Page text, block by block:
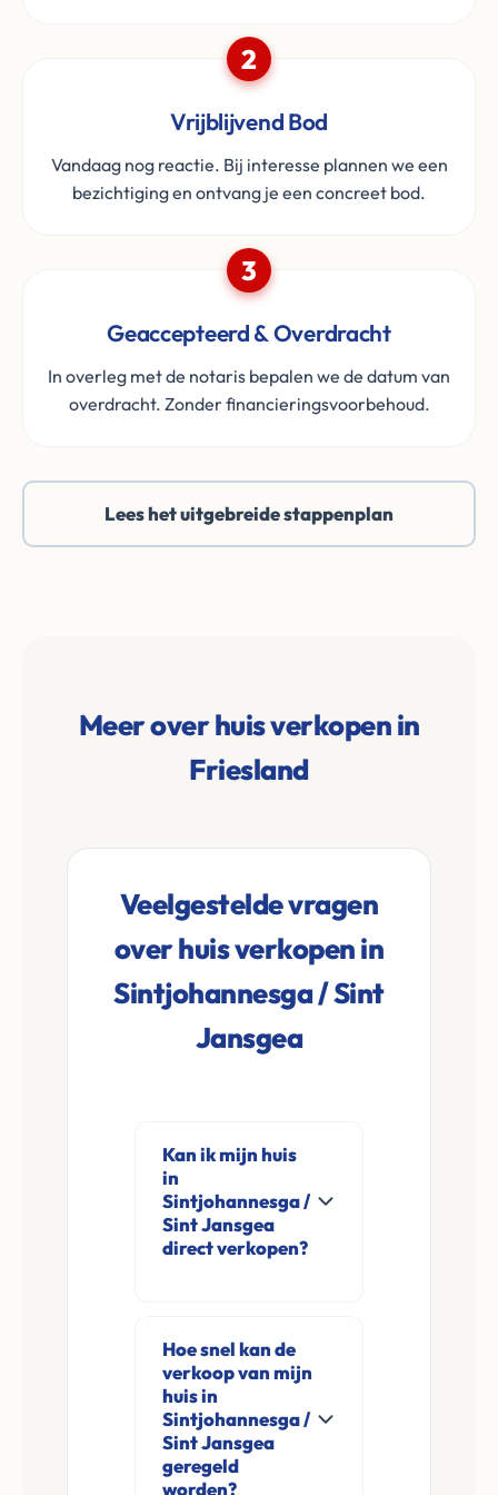
2
Vrijblijvend Bod
Vandaag nog reactie. Bij interesse plannen we een
bezichtiging en ontvang je een concreet bod.
3
Geaccepteerd & Overdracht
In overleg met de notaris bepalen we de datum van
overdracht. Zonder financieringsvoorbehoud.
Lees het uitgebreide stappenplan
Meer over huis verkopen in
Friesland
Veelgestelde vragen
over huis verkopen in
Sintjohannesga / Sint
Jansgea
Kan ik mijn huis
in
Sintjohannesga /
Sint Jansgea
direct verkopen?
direct aan in
Sintjohannesga / Sint
Jansgea en
omgeving. U
verkoopt
Hoe snel kan de
verkoop van mijn
huis in
Sintjohannesga /
Sint Jansgea
geregeld
worden?